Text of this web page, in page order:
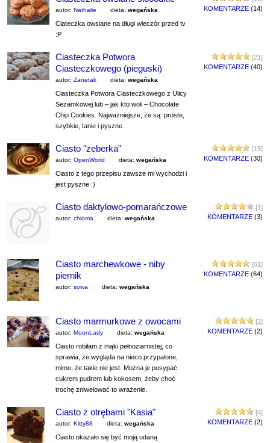
KOMENTARZE (14)
autor: Nathalie dieta: wegańska
Ciateczka owsiane na długi wieczór przed tv
:P
[21]
KOMENTARZE (40)
Ciasteczka Potwora
Ciasteczkowego (pieguski)
autor: Zanetak dieta: wegańska
Ciasteczka Potwora Ciasteczkowego z Ulicy
Sezamkowej lub – jak kto woli – Chocolate
Chip Cookies. Najważniejsze, że są: proste,
szybkie, tanie i pyszne.
[15]
KOMENTARZE (30)
Ciasto "zeberka"
autor: OpenWorld dieta: wegańska
Ciasto z tego przepisu zawsze mi wychodzi i
jest pyszne :)
[1]
KOMENTARZE (3)
Ciasto daktylowo-pomarańczowe
autor: chioma dieta: wegańska
[61]
KOMENTARZE (64)
Ciasto marchewkowe - niby
piernik
autor: sowa dieta: wegańska
[2]
KOMENTARZE (2)
Ciasto marmurkowe z owocami
autor: MoonLady dieta: wegańska
Ciasto robiłam z mąki pełnoziarnistej, co
sprawia, że wygląda na nieco przypalone,
mimo, że takie nie jest. Można je posypać
cukrem pudrem lub kokosem, żeby choć
trochę zniwelować to wrażenie.
[4]
KOMENTARZE (2)
Ciasto z otrębami "Kasia"
autor: Kitty88 dieta: wegańska
Ciasto okazało się być moją udaną